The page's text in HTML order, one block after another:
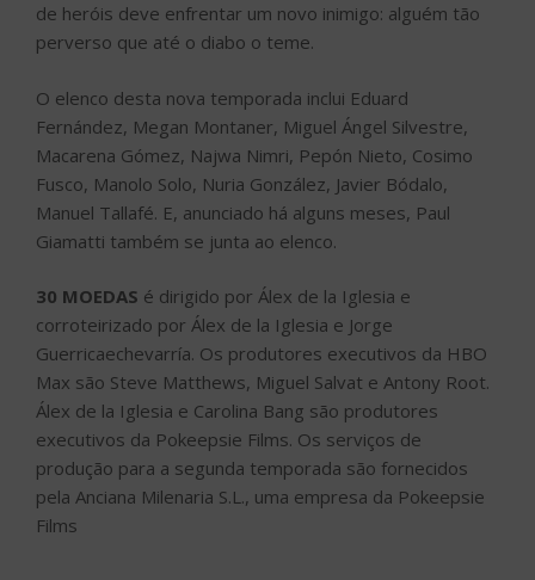
de heróis deve enfrentar um novo inimigo: alguém tão
perverso que até o diabo o teme.
O elenco desta nova temporada inclui Eduard
Fernández, Megan Montaner, Miguel Ángel Silvestre,
Macarena Gómez, Najwa Nimri, Pepón Nieto, Cosimo
Fusco, Manolo Solo, Nuria González, Javier Bódalo,
Manuel Tallafé. E, anunciado há alguns meses, Paul
Giamatti também se junta ao elenco.
30 MOEDAS é dirigido por Álex de la Iglesia e
corroteirizado por Álex de la Iglesia e Jorge
Guerricaechevarría. Os produtores executivos da HBO
Max são Steve Matthews, Miguel Salvat e Antony Root.
Álex de la Iglesia e Carolina Bang são produtores
executivos da Pokeepsie Films. Os serviços de
produção para a segunda temporada são fornecidos
pela Anciana Milenaria S.L., uma empresa da Pokeepsie
Films